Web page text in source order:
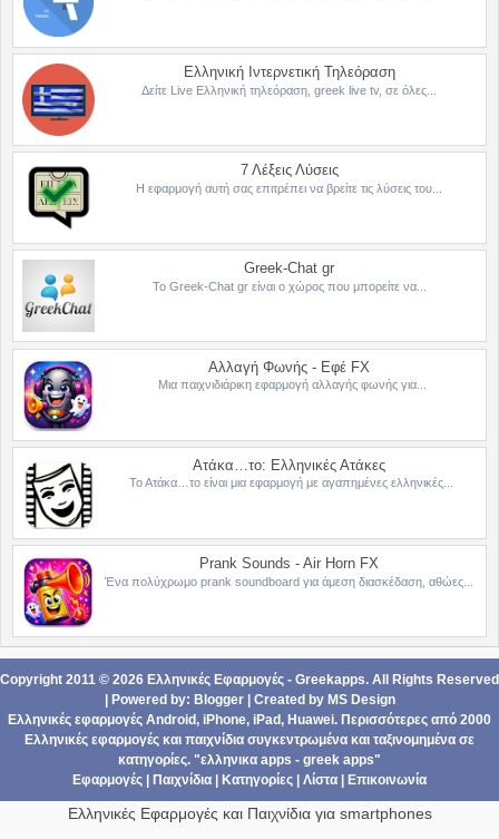
Ελληνική Ιντερνετική Τηλεόραση
Δείτε Live Ελληνική τηλεόραση, greek live tv, σε όλες...
7 Λέξεις Λύσεις
Η εφαρμογή αυτή σας επιτρέπει να βρείτε τις λύσεις του...
Greek-Chat gr
Το Greek-Chat gr είναι ο χώρος που μπορείτε να...
Αλλαγή Φωνής - Εφέ FX
Μια παιχνιδιάρικη εφαρμογή αλλαγής φωνής για...
Ατάκα…το: Ελληνικές Ατάκες
Το Ατάκα…το είναι μια εφαρμογή με αγαπημένες ελληνικές...
Prank Sounds - Air Horn FX
Ένα πολύχρωμο prank soundboard για άμεση διασκέδαση, αθώες...
Copyright 2011 © 2026 Ελληνικές Εφαρμογές - Greekapps. All Rights Reserved
| Powered by: Blogger| Created by MS Design
Ελληνικές εφαρμογές Android, iPhone, iPad, Ηuawei. Περισσότερες από 2000
Ελληνικές εφαρμογές και παιχνίδια συγκεντρωμένα και ταξινομημένα σε
κατηγορίες. "ελληνικα apps - greek apps"
Εφαρμογές
Παιχνίδια Κατηγορίες Λίστα Επικοινωνία
Ελληνικές Εφαρμογές και Παιχνίδια για smartphones